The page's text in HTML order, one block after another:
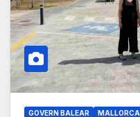
GOVERN BALEAR MALLORCA